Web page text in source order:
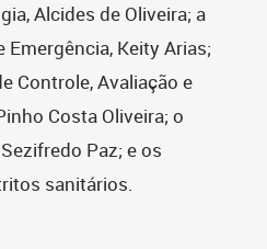
Alcides de Oliveira; a
Keity Arias;
Controle, Avaliação e
Costa Oliveira; o
Paz; e os
sanitários.